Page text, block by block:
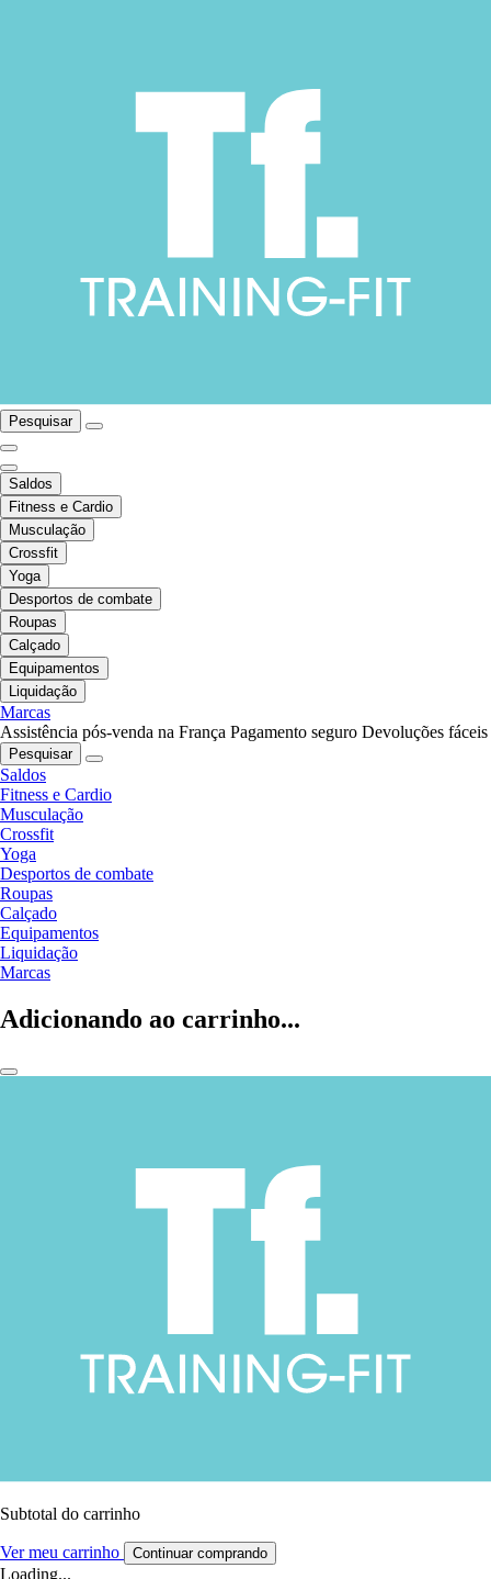
Pesquisar
Saldos
Fitness e Cardio
Musculação
Crossfit
Yoga
Desportos de combate
Roupas
Calçado
Equipamentos
Liquidação
Marcas
Assistência pós-venda na França Pagamento seguro Devoluções fáceis
Pesquisar
Saldos
Fitness e Cardio
Musculação
Crossfit
Yoga
Desportos de combate
Roupas
Calçado
Equipamentos
Liquidação
Marcas
Adicionando ao carrinho...
Subtotal do carrinho
Ver meu carrinho Continuar comprando
Loading...